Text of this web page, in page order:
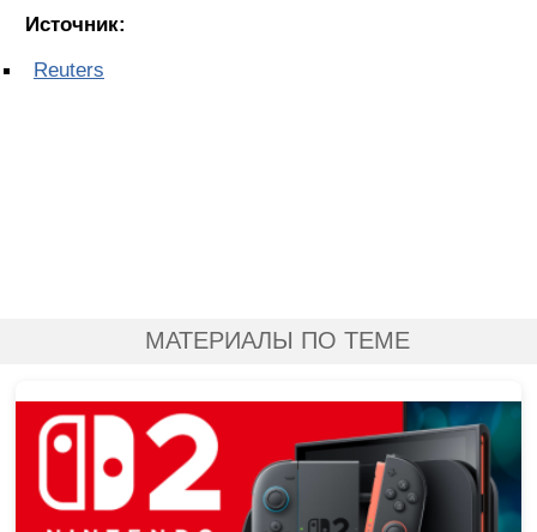
Источник:
Reuters
МАТЕРИАЛЫ ПО ТЕМЕ